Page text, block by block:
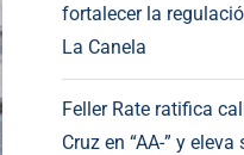
fortalecer la
La Canela
Feller Rate ratifica
Cruz en “AA-” y